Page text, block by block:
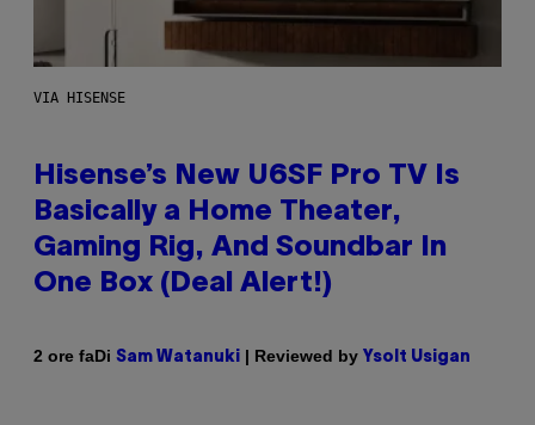
VIA HISENSE
Hisense’s New U6SF Pro TV Is
Basically a Home Theater,
Gaming Rig, And Soundbar In
One Box (Deal Alert!)
2 ore faDi Sam Watanuki | Reviewed by Ysolt Usigan